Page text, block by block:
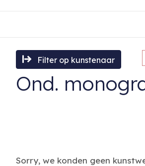
Filter op kunstenaar
Ond.
Sorry, we konden geen